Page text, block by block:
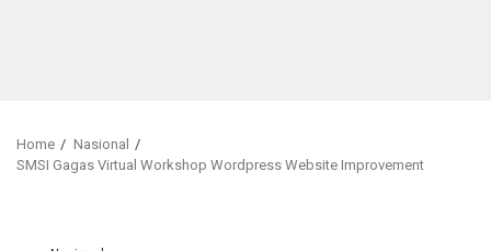
Home
Nasional
SMSI Gagas Virtual Workshop Wordpress Website Improvement